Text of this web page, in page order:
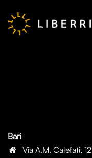
Bari
Via A.M. Calefati, 12